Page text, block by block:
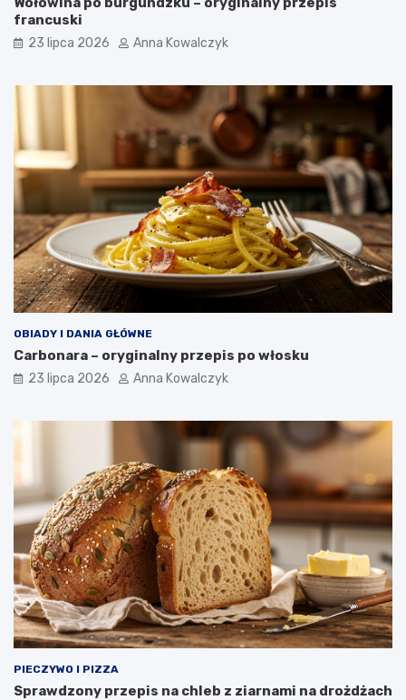
francuski
23 lipca 2026 Anna Kowalczyk
OBIADY I DANIA GŁÓWNE
Carbonara – oryginalny przepis po włosku
23 lipca 2026 Anna Kowalczyk
PIECZYWO I PIZZA
Sprawdzony przepis na chleb z ziarnami na drożdżach